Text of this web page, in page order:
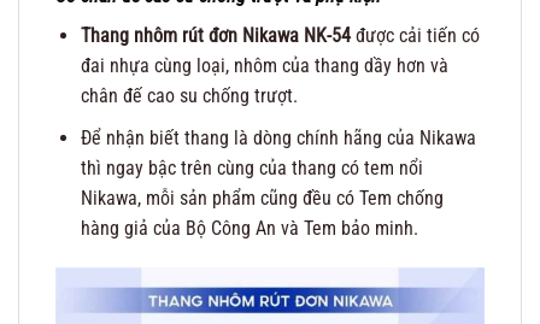
Thang nhôm rút đơn Nikawa NK-54được cải tiến có
đai nhựa cùng loại, nhôm của thang dầy hơn và
chân đế cao su chống trượt.
Để nhận biết thang là dòng chính hãng của Nikawa
thì ngay bậc trên cùng của thang có tem nổi
Nikawa, mỗi sản phẩm cũng đều có Tem chống
hàng giả của Bộ Công An và Tem bảo minh.